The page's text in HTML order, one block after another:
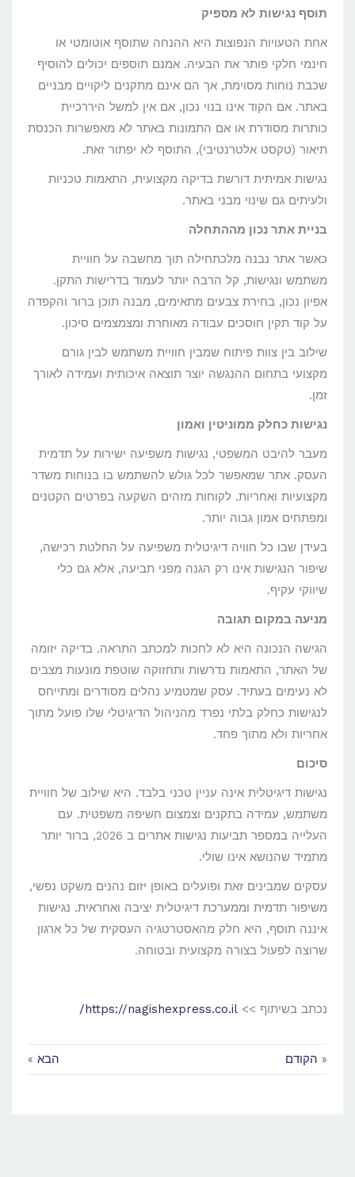
תוסף נגישות לא מספיק
אחת הטעויות הנפוצות היא ההנחה שתוסף אוטומטי או
חינמי חלקי פותר את הבעיה. אמנם תוספים יכולים להוסיף
שכבת נוחות מסוימת, אך הם אינם מתקנים ליקויים מבניים
באתר. אם הקוד אינו בנוי נכון, אם אין למשל היררכיית
כותרות מסודרת או אם התמונות באתר לא מאפשרות הכנסת
תיאור (טקסט אלטרנטיבי), התוסף לא יפתור זאת.
נגישות אמיתית דורשת בדיקה מקצועית, התאמות טכניות
ולעיתים גם שינוי מבני באתר.
בניית אתר נכון מההתחלה
כאשר אתר נבנה מלכתחילה תוך מחשבה על חוויית
משתמש ונגישות, קל הרבה יותר לעמוד בדרישות התקן.
אפיון נכון, בחירת צבעים מתאימים, מבנה תוכן ברור והקפדה
על קוד תקין חוסכים עבודה מאוחרת ומצמצמים סיכון.
שילוב בין צוות פיתוח שמבין חוויית משתמש לבין גורם
מקצועי בתחום ההנגשה יוצר תוצאה איכותית ועמידה לאורך
זמן.
נגישות כחלק ממוניטין ואמון
מעבר להיבט המשפטי, נגישות משפיעה ישירות על תדמית
העסק. אתר שמאפשר לכל גולש להשתמש בו בנוחות משדר
מקצועיות ואחריות. לקוחות מזהים השקעה בפרטים הקטנים
ומפתחים אמון גבוה יותר.
בעידן שבו כל חוויה דיגיטלית משפיעה על החלטת רכישה,
שיפור הנגישות אינו רק הגנה מפני תביעה, אלא גם כלי
שיווקי עקיף.
מניעה במקום תגובה
הגישה הנכונה היא לא לחכות למכתב התראה. בדיקה יזומה
של האתר, התאמות נדרשות ותחזוקה שוטפת מונעות מצבים
לא נעימים בעתיד. עסק שמטמיע נהלים מסודרים ומתייחס
לנגישות כחלק בלתי נפרד מהניהול הדיגיטלי שלו פועל מתוך
אחריות ולא מתוך פחד.
סיכום
נגישות דיגיטלית אינה עניין טכני בלבד. היא שילוב של חוויית
משתמש, עמידה בתקנים וצמצום חשיפה משפטית. עם
העלייה במספר תביעות נגישות אתרים ב 2026, ברור יותר
מתמיד שהנושא אינו שולי.
עסקים שמבינים זאת ופועלים באופן יזום נהנים משקט נפשי,
משיפור תדמית וממערכת דיגיטלית יציבה ואחראית. נגישות
איננה תוסף, היא חלק מהאסטרטגיה העסקית של כל ארגון
שרוצה לפעול בצורה מקצועית ובטוחה.
נכתב בשיתוף >> https://nagishexpress.co.il/
« הקודם הבא »